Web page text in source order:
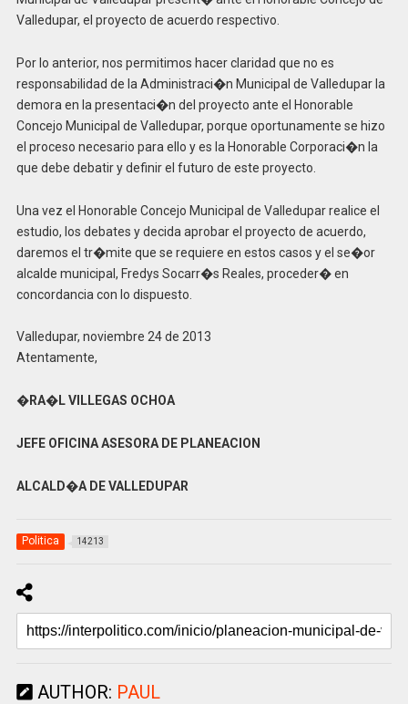
Valledupar, el proyecto de acuerdo respectivo.
Por lo anterior, nos permitimos hacer claridad que no es
responsabilidad de la Administraci�n Municipal de Valledupar la
demora en la presentaci�n del proyecto ante el Honorable
Concejo Municipal de Valledupar, porque oportunamente se hizo
el proceso necesario para ello y es la Honorable Corporaci�n la
que debe debatir y definir el futuro de este proyecto.
Una vez el Honorable Concejo Municipal de Valledupar realice el
estudio, los debates y decida aprobar el proyecto de acuerdo,
daremos el tr�mite que se requiere en estos casos y el se�or
alcalde municipal, Fredys Socarr�s Reales, proceder� en
concordancia con lo dispuesto.
Valledupar, noviembre 24 de 2013
Atentamente,
�RA�L VILLEGAS OCHOA
JEFE OFICINA ASESORA DE PLANEACION
ALCALD�A DE VALLEDUPAR
Politica 14213
AUTHOR: PAUL